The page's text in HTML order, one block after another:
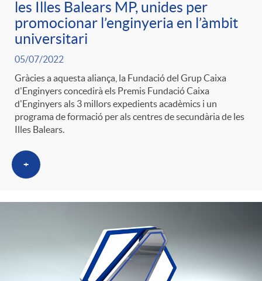
les Illes Balears MP, unides per
promocionar l’enginyeria en l’àmbit
universitari
05/07/2022
Gràcies a aquesta aliança, la Fundació del Grup Caixa
d'Enginyers concedirà els Premis Fundació Caixa
d'Enginyers als 3 millors expedients acadèmics i un
programa de formació per als centres de secundària de les
Illes Balears.
+